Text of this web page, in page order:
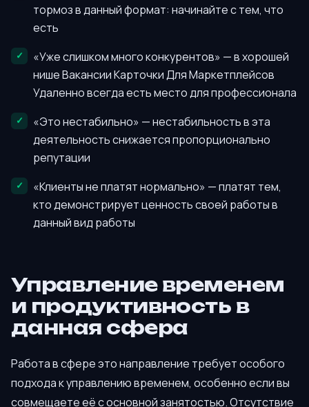
тормоз в данный формат: начинайте с тем, что
есть
«Уже слишком много конкурентов» — в хорошей
нише Вакансии Карточки Для Маркетплейсов
Удаленно всегда есть место для профессионала
«Это нестабильно» — нестабильность в эта
деятельность снижается пропорционально
репутации
«Клиенты не платят нормально» — платят тем,
кто демонстрирует ценность своей работы в
данный вид работы
Управление временем
и продуктивность в
данная сфера
Работа в сфере это направление требует особого
подхода к управлению временем, особенно если вы
совмещаете её с основной занятостью. Отсутствие